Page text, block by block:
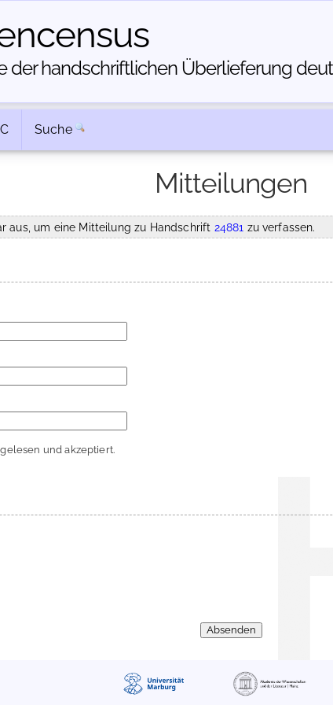
der handschriftlichen Über­lieferung
Suche
Mitteilungen
aus, um eine Mitteilung zu Handschrift 24881 zu verfassen.
gelesen und akzeptiert.